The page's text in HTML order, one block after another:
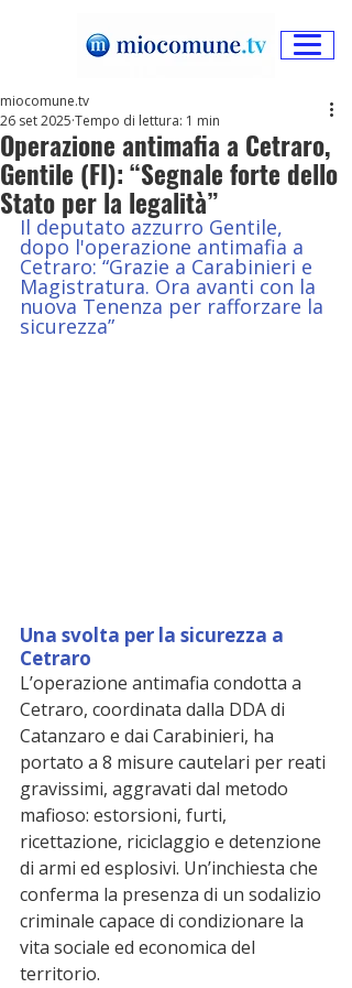
Operazione antimafia a Cetraro,
Gentile (FI): “Segnale forte dello
Stato per la legalità”
miocomune.tv
26 set 2025 Tempo di lettura: 1 min
Il deputato azzurro Gentile,
dopo l'operazione antimafia a
Cetraro: “Grazie a Carabinieri e
Magistratura. Ora avanti con la
nuova Tenenza per rafforzare la
sicurezza”
Una svolta per la sicurezza a
Cetraro
L’operazione antimafia condotta a
Cetraro, coordinata dalla DDA di
Catanzaro e dai Carabinieri, ha
portato a 8 misure cautelari per reati
gravissimi, aggravati dal metodo
mafioso: estorsioni, furti,
ricettazione, riciclaggio e detenzione
di armi ed esplosivi. Un’inchiesta che
conferma la presenza di un sodalizio
criminale capace di condizionare la
vita sociale ed economica del
territorio.